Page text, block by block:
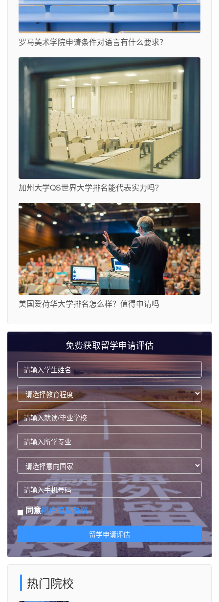
罗马美术学院申请条件对语言有什么要求？
加州大学QS世界大学排名能代表实力吗？
美国爱荷华大学排名怎么样？值得申请吗
免费获取留学申请评估
同意用户隐私协议
留学申请评估
热门院校